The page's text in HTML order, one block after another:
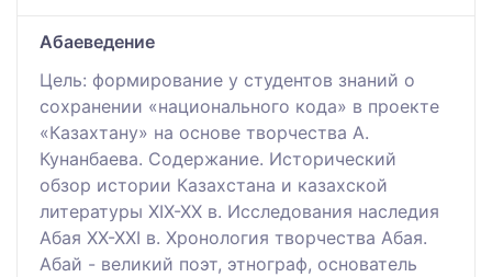
Абаеведение
Цель: формирование у студентов знаний о
сохранении «национального кода» в проекте
«Казахтану» на основе творчества А.
Кунанбаева. Содержание. Исторический
обзор истории Казахстана и казахской
литературы ХІХ-ХХ в. Исследования наследия
Абая ХХ-ХХІ в. Хронология творчества Абая.
Абай - великий поэт, этнограф, основатель